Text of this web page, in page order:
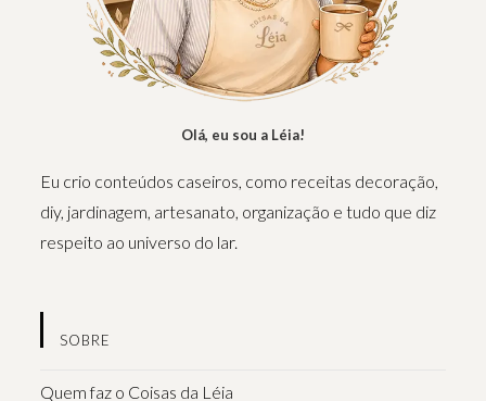
Olá, eu sou a Léia!
Eu crio conteúdos caseiros, como receitas decoração,
diy, jardinagem, artesanato, organização e tudo que diz
respeito ao universo do lar.
SOBRE
Quem faz o Coisas da Léia